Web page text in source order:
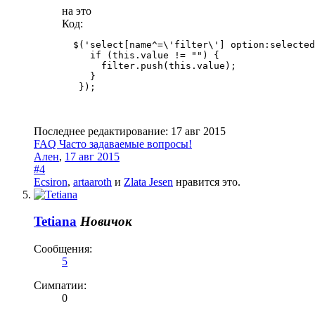
на это
Код:
$('select[name^=\'filter\']
     if (this.value != "") {
       filter.push(this.value);
     }
Последнее редактирование: 17 авг 2015
FAQ Часто задаваемые вопросы!
Ален, 17 авг 2015
#4
Ecsiron, artaaroth и Zlata Jesen нравится это.
Tetiana Новичок
Сообщения:
5
Симпатии:
0